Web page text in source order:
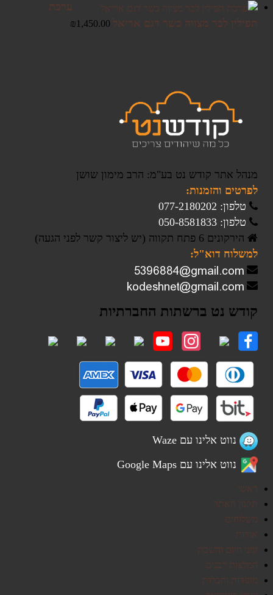
ערכת
תפילין לבר מצווה כשר דגם אריאל
₪1,450.00
מנהל אתר קודש נט בע"מ: הרב מימון שושן
לפרטים והזמנות:
טלפון: 077-2180202
טלפון: 050-8581833
הירקונים 6 פתח תקווה (יש ליצור קשר לפני הגעה)
למשלוח דוא"ל:
קודש נט ברשתות החברתיות
נווט אלינו עם Waze
נווט אלינו עם Google Maps
ראשי
תקנון האתר
משלוחים
אודות
זמני היום והשבת
המלצות רבנים
מוסדות וחברות